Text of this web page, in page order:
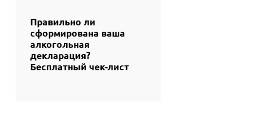
Правильно ли
сформирована ваша
алкогольная
декларация?
Бесплатный чек-лист